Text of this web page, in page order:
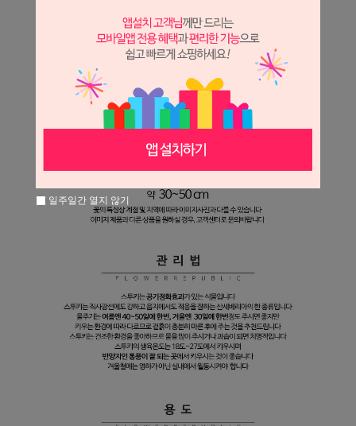
일주일간 열지 않기